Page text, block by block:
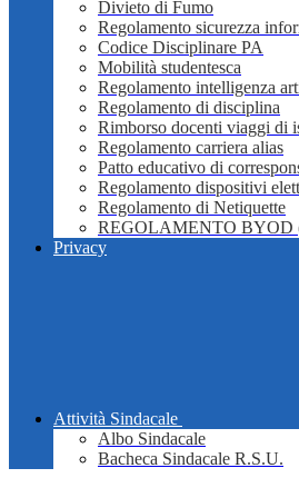
Divieto di Fumo
Regolamento sicurezza
Codice Disciplinare PA
Mobilità studentesca
Regolamento intelligenza
Regolamento di disciplina
Rimborso docenti viaggi di
Regolamento carriera alias
Patto educativo di
Regolamento dispositivi
Regolamento di Netiquette
REGOLAMENTO BYOD
Privacy
Attività Sindacale
Albo Sindacale
Bacheca Sindacale R.S.U.